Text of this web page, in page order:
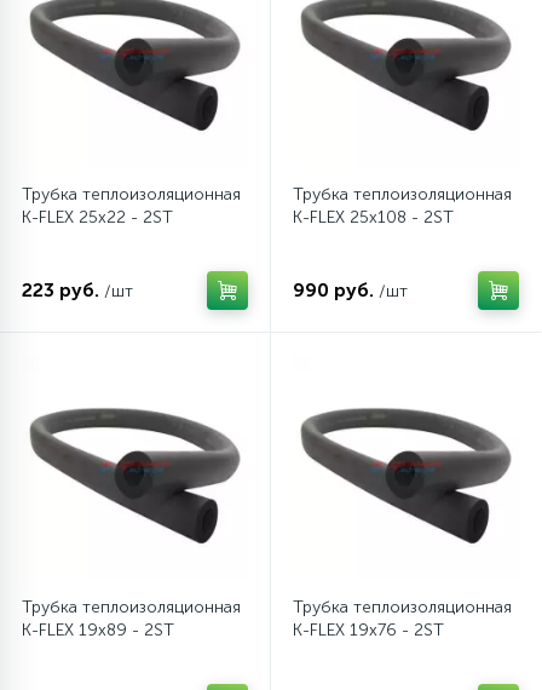
Шкивы барабана
12
Щетки двигателя
20
Трубка теплоизоляционная
K-FLEX 25x22 - 2ST
223 руб. /шт
Трубка теплоизоляционная
K-FLEX 25x108 - 2ST
990 руб. /шт
Трубка теплоизоляционная
K-FLEX 19x89 - 2ST
Трубка теплоизоляционная
K-FLEX 19x76 - 2ST